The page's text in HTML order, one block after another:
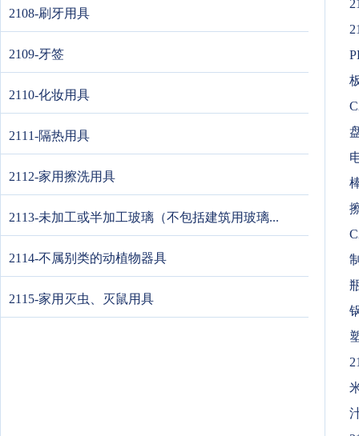
2108-刷牙用具
2109-牙签
2110-化妆用具
2111-隔热用具
2112-家用擦洗用具
2113-未加工或半加工玻璃（不包括建筑用玻璃...
2114-不属别类的动植物器具
2115-家用灭虫、灭鼠用具